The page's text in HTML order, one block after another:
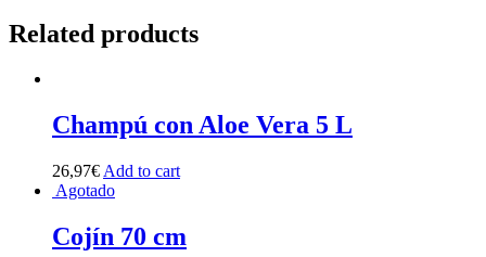
Related products
Champú con Aloe Vera 5 L
26,97€ Add to cart
Agotado
Cojín 70 cm